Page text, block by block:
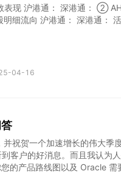
很难下来，而且也总习惯去对
现 沪港通： 深港通： ②
细流向 沪港通： 深港通：
南向资金剩余400.55亿元，
04-16
祝贺一个加速增长的伟大季
客户的好消息。而且我认为
的产品路线图以及 Oracle
因为我们仅在本季度就看